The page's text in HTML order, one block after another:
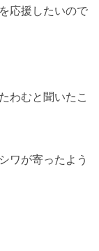
応援したいので
わむと聞いたこ
ワが寄ったよう